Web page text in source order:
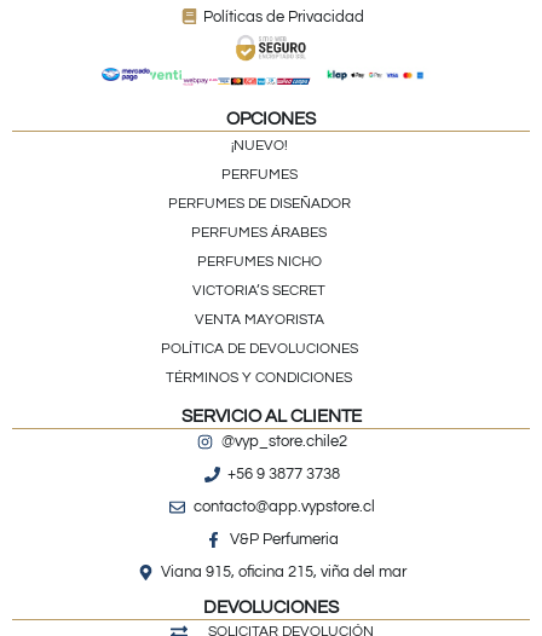
Políticas de Privacidad
OPCIONES
¡NUEVO!
PERFUMES
PERFUMES DE DISEÑADOR
PERFUMES ÁRABES
PERFUMES NICHO
VICTORIA’S SECRET
VENTA MAYORISTA
POLÍTICA DE DEVOLUCIONES
TÉRMINOS Y CONDICIONES
SERVICIO AL CLIENTE
@vyp_store.chile2
+56 9 3877 3738
contacto@app.vypstore.cl
V&P Perfumeria
Viana 915, oficina 215, viña del mar
DEVOLUCIONES
SOLICITAR DEVOLUCIÓN